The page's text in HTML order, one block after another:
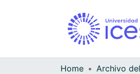
Home